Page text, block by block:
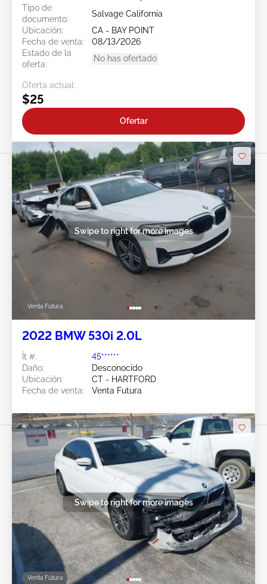
Tipo de
documento:
Salvage California
Ubicación:
CA - BAY POINT
Fecha de venta:
08/13/2026
Estado de la
oferta:
No has ofertado
Oferta actual:
$25
Ofertar
Venta Futura
Swipe to right for more images
2022 BMW 530i 2.0L
Ít #:
45******
Daño:
Desconocido
Ubicación:
CT - HARTFORD
Fecha de venta:
Venta Futura
Venta Futura
Swipe to right for more images